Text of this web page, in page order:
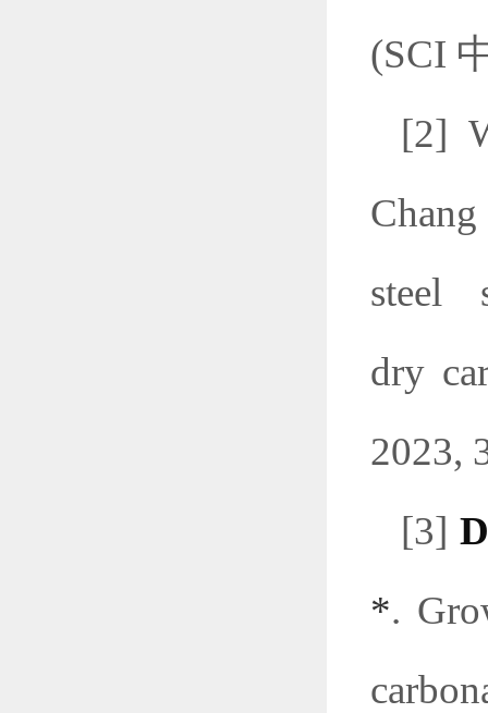
(SCI
[2]
steel
dry
2023,
[3]
*.